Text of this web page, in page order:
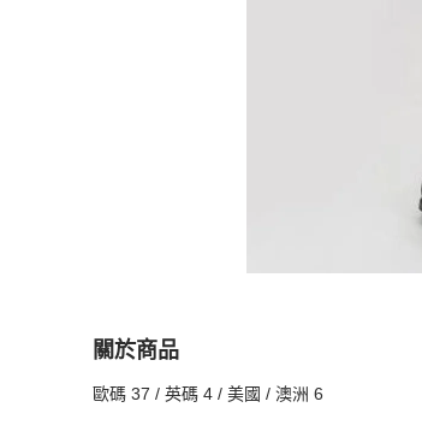
關於商品
關於 Stuart weitzman 經典5050過膝長靴
歐碼 37 / 英碼 4 / 美國 / 澳洲 6